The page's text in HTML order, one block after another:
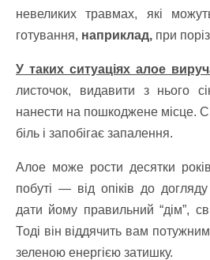
невеликих травмах, які
готування, наприклад, при
У таких ситуаціях алое
листочок, видавити з нього
нанести на пошкоджене місце.
біль і запобігає запалення.
Алое може рости десятки
побуті — від опіків до
дати йому правильний “дім”,
Тоді він віддячить вам
зеленою енергією затишку.